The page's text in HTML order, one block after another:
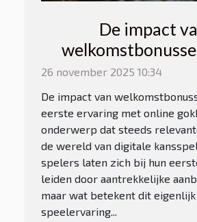
De impact
eerste ervaring
gokken
26 november 2025 10:34
De impact van
eerste ervaring met online
onderwerp dat steeds
de wereld van digitale
spelers laten zich bij hun
leiden door aantrekkelijke
maar wat betekent dit
speelervaring...